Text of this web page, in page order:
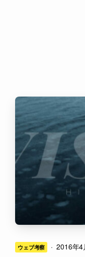
ウェブ考察 · 2016年4